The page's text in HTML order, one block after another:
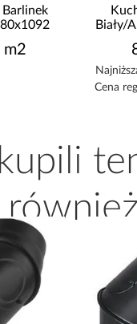
Barlinek
m2
Biały/
Cena
również